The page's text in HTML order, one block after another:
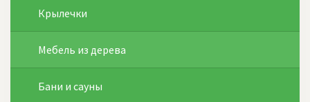
Крылечки
Мебель из дерева
Бани и сауны